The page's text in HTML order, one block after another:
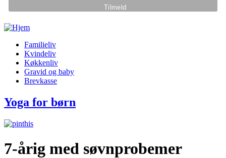
Gå til hovedindhold
Familieliv
Kvindeliv
Køkkenliv
Gravid og baby
Brevkasse
Yoga for børn
7-årig med søvnprobemer